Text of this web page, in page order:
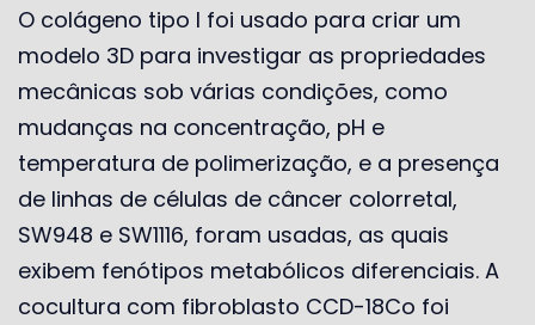
O colágeno tipo I foi usado para criar um
modelo 3D para investigar as propriedades
mecânicas sob várias condições, como
mudanças na concentração, pH e
temperatura de polimerização, e a presença
de linhas de células de câncer colorretal,
SW948 e SW1116, foram usadas, as quais
exibem fenótipos metabólicos diferenciais. A
cocultura com fibroblasto CCD-18Co foi